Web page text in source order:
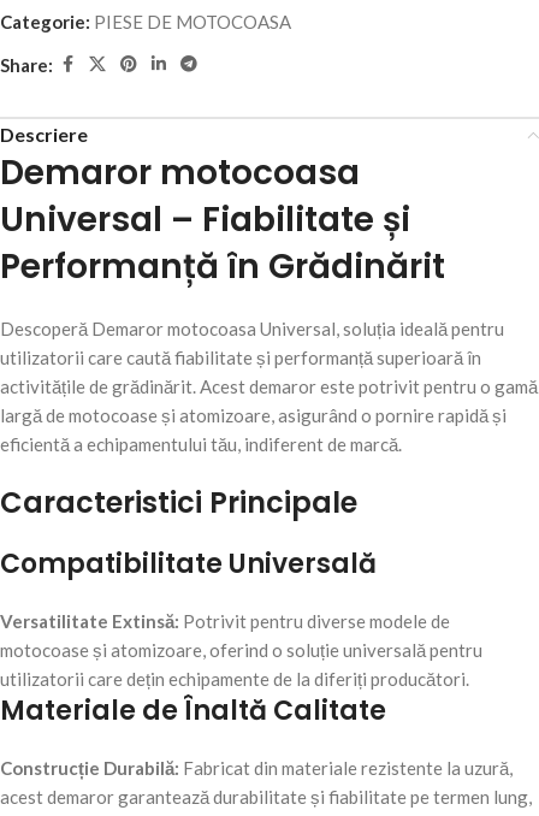
Categorie: PIESE DE MOTOCOASA
Share:
Descriere
Demaror motocoasa
Universal – Fiabilitate și
Performanță în Grădinărit
Descoperă Demaror motocoasa Universal, soluția ideală pentru
utilizatorii care caută fiabilitate și performanță superioară în
activitățile de grădinărit. Acest demaror este potrivit pentru o gamă
largă de motocoase și atomizoare, asigurând o pornire rapidă și
eficientă a echipamentului tău, indiferent de marcă.
Caracteristici Principale
Compatibilitate Universală
Versatilitate Extinsă: Potrivit pentru diverse modele de
motocoase și atomizoare, oferind o soluție universală pentru
utilizatorii care dețin echipamente de la diferiți producători.
Materiale de Înaltă Calitate
Construcție Durabilă: Fabricat din materiale rezistente la uzură,
acest demaror garantează durabilitate și fiabilitate pe termen lung,